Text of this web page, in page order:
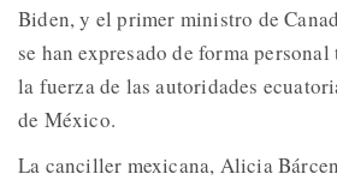
Biden, y el primer ministro de
se han expresado de forma
la fuerza de las autoridades
de México.
La canciller mexicana, Alicia